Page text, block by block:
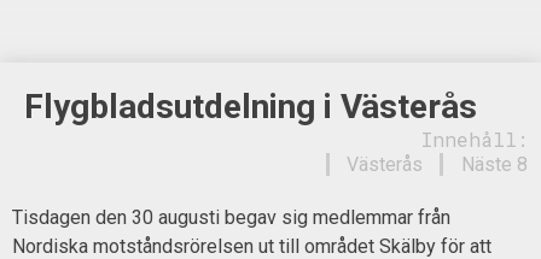
Flygbladsutdelning i Västerås
Innehåll:
Näste 8
Västerås
Tisdagen den 30 augusti begav sig medlemmar från
Nordiska motståndsrörelsen ut till området Skälby för att